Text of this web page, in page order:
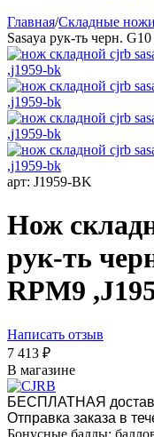
Главная/Складные ножи
Sasaya рук-ть черн.
арт: J1959-BK
Нож
рук-ть
RPM9
Написать отзыв
7 413 ₽
В магазине
БЕСПЛАТНАЯ
Отправка заказа в
Бонусные баллы: